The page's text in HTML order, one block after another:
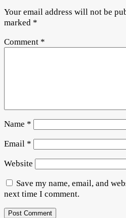
Your email address will not be
marked *
Comment *
Name *
Email *
Website
Save my name, email, and
next time I comment.